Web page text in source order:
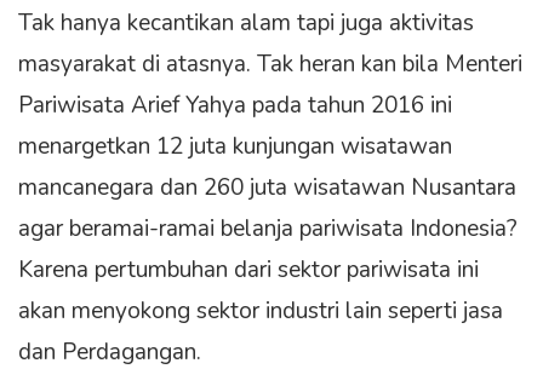
Tak hanya kecantikan alam tapi juga aktivitas
masyarakat di atasnya. Tak heran kan bila Menteri
Pariwisata Arief Yahya pada tahun 2016 ini
menargetkan 12 juta kunjungan wisatawan
mancanegara dan 260 juta wisatawan Nusantara
agar beramai-ramai belanja pariwisata Indonesia?
Karena pertumbuhan dari sektor pariwisata ini
akan menyokong sektor industri lain seperti jasa
dan Perdagangan.